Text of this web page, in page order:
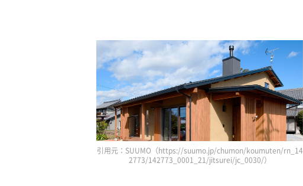
引用元：SUUMO（https://suumo.jp/chumon/koumuten/rn_14
2773/142773_0001_21/jitsurei/jc_0030/）